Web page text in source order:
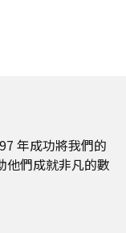
年成功將我們的
他們成就非凡的數